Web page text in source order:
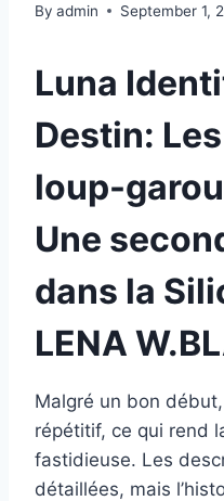
By admin September 1,
Luna
Destin:
loup-
Une
dans la
LENA
Malgré un bon
répétitif, ce qui rend
fastidieuse. Les
détaillées, mais